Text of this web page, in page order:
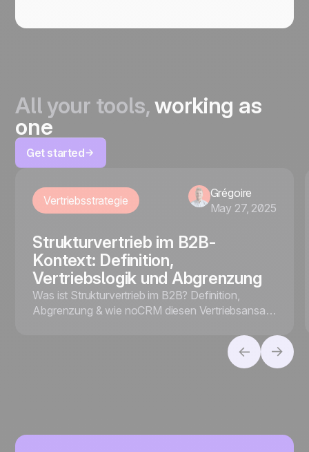
All your tools,working as
one
Get started
Vertriebsstrategie
Grégoire
May 27, 2025
Strukturvertrieb im B2B-
Kontext: Definition,
Vertriebslogik und Abgrenzung
Was ist Strukturvertrieb im B2B? Definition,
Abgrenzung & wie noCRM diesen Vertriebsansatz